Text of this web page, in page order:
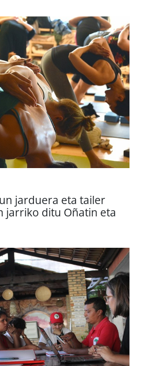
jarduera eta tailer
jarriko ditu Oñatin eta